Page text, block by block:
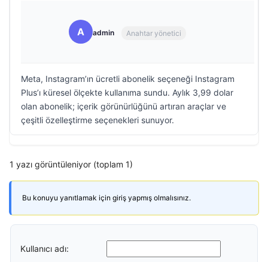
A admin Anahtar yönetici
Meta, Instagram’ın ücretli abonelik seçeneği Instagram
Plus’ı küresel ölçekte kullanıma sundu. Aylık 3,99 dolar
olan abonelik; içerik görünürlüğünü artıran araçlar ve
çeşitli özelleştirme seçenekleri sunuyor.
1 yazı görüntüleniyor (toplam 1)
Bu konuyu yanıtlamak için giriş yapmış olmalısınız.
Kullanıcı adı: